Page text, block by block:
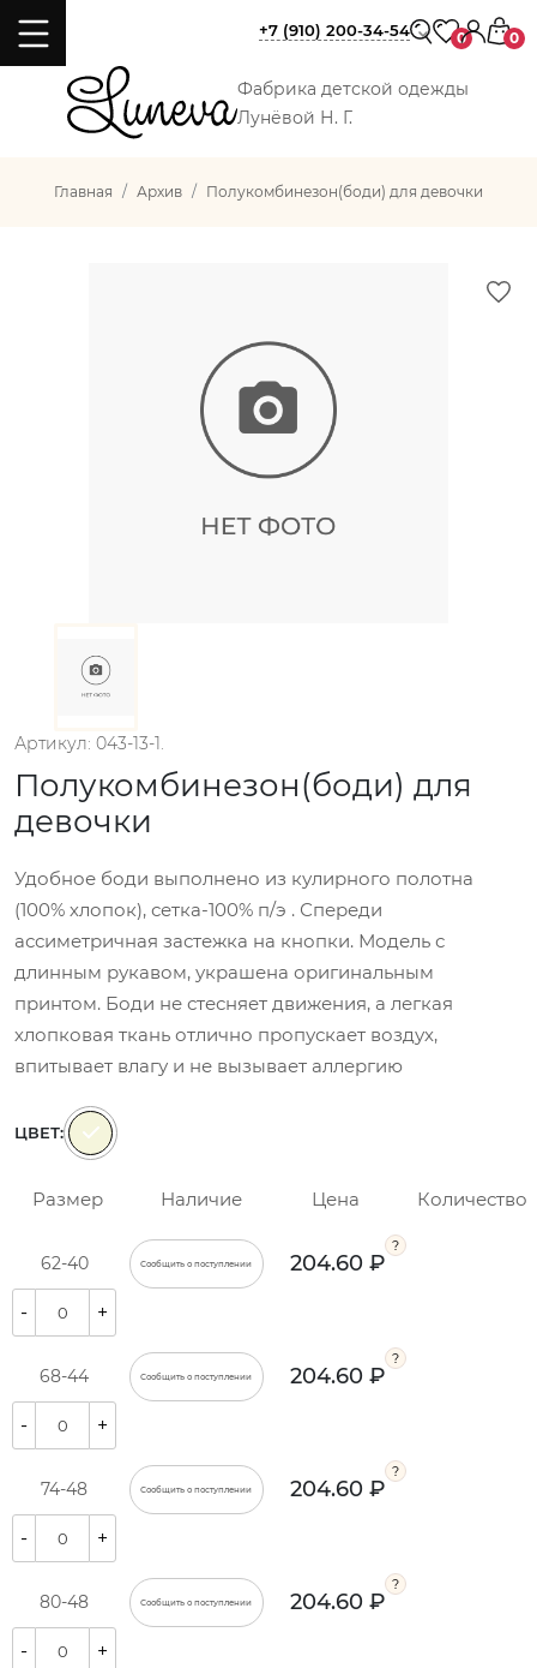
Фабрика детской одежды
Лунёвой Н. Г.
+7 (910) 200-34-54 0 0
Главная Архив Полукомбинезон(боди) для девочки
Артикул: 043-13-1.
Полукомбинезон(боди) для
девочки
Удобное боди выполнено из кулирного полотна
(100% хлопок), сетка-100% п/э . Спереди
ассиметричная застежка на кнопки. Модель с
длинным рукавом, украшена оригинальным
принтом. Боди не стесняет движения, а легкая
хлопковая ткань отлично пропускает воздух,
впитывает влагу и не вызывает аллергию
ЦВЕТ:
Размер Наличие Цена Количество
62-40 Сообщить о поступлении 204.60 ₽
- +
68-44 Сообщить о поступлении 204.60 ₽
- +
74-48 Сообщить о поступлении 204.60 ₽
- +
80-48 Сообщить о поступлении 204.60 ₽
- +